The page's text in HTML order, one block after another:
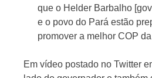
que o Helder Barbalho
e o povo do Pará estão
promover a melhor COP
Em vídeo postado no Twitter